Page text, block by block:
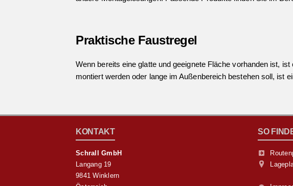
Praktische Faustregel
Wenn bereits eine glatte und geeignete Fläche vorhanden ist,
montiert werden oder lange im Außenbereich bestehen soll, ist
KONTAKT
Schrall GmbH
Langang 19
9841 Winklern
SO